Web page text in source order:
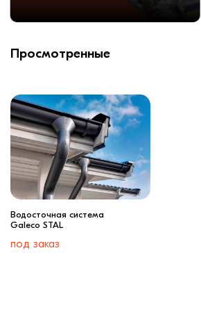
Просмотренные
Водосточная система
Galeco STAL
под заказ